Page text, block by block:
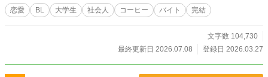
ボードにあります。 購入の際は募金だと思ってください😄 そ
れっぽい副題↓ 「バ先のスパダリ系イケメン社員（既婚）にD
恋愛 BL 大学生 社会人 コーヒー バイト 完結
文字数 104,730
最終更新日 2026.07.08
登録日 2026.03.27